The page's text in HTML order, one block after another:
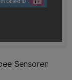
Sensoren